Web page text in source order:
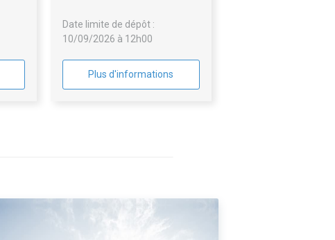
Date limite de dépôt :
10/09/2026 à 12h00
Plus d'informations